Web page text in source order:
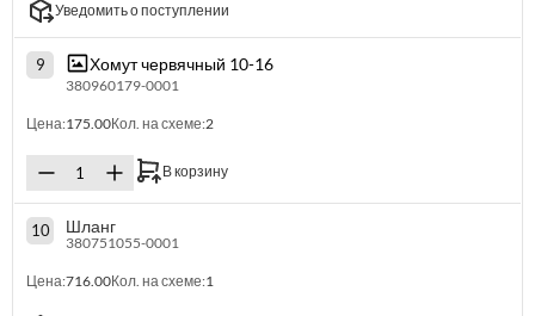
Уведомить о поступлении
9 Хомут червячный 10-16
380960179-0001
Цена:175.00Кол. на схеме:2
В корзину
10 Шланг
380751055-0001
Цена:716.00Кол. на схеме:1